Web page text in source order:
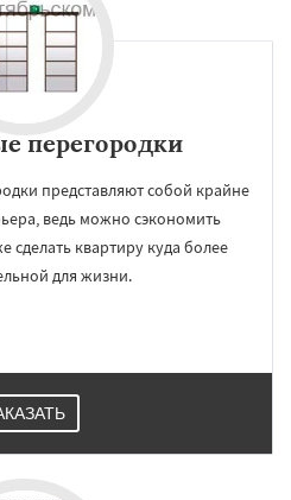
перегородки
представляют собой крайне
ведь можно сэкономить
сделать квартиру куда более
для жизни.